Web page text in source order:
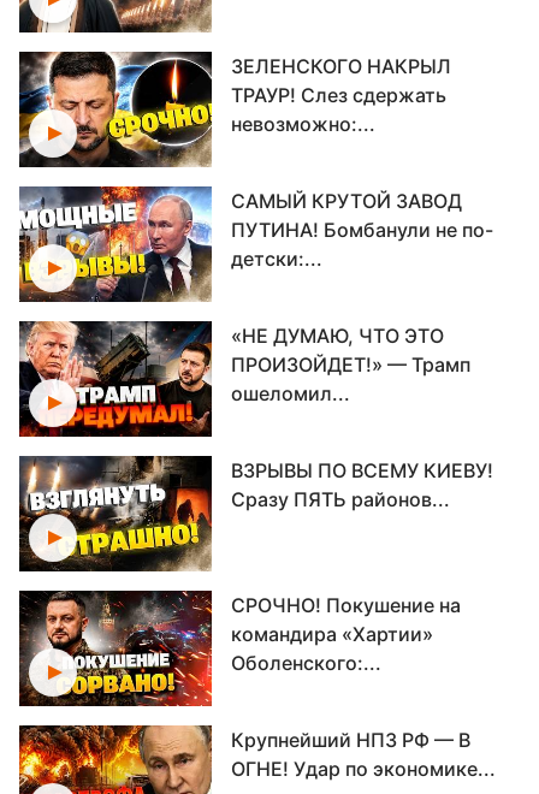
ЗЕЛЕНСКОГО НАКРЫЛ
ТРАУР! Слез сдержать
невозможно:...
САМЫЙ КРУТОЙ ЗАВОД
ПУТИНА! Бомбанули не по-
детски:...
«НЕ ДУМАЮ, ЧТО ЭТО
ПРОИЗОЙДЕТ!» — Трамп
ошеломил...
ВЗРЫВЫ ПО ВСЕМУ КИЕВУ!
Сразу ПЯТЬ районов...
СРОЧНО! Покушение на
командира «Хартии»
Оболенского:...
Крупнейший НПЗ РФ — В
ОГНЕ! Удар по экономике...